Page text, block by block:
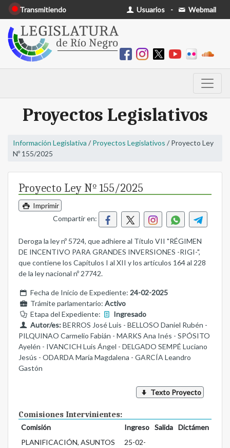
Transmitiendo Usuarios - Webmail
Proyectos Legislativos
Información Legislativa / Proyectos Legislativos / Proyecto Ley
Nº 155/2025
Proyecto Ley Nº 155/2025
Imprimir
Compartir en:
Deroga la ley nº 5724, que adhiere al Título VII "RÉGIMEN
DE INCENTIVO PARA GRANDES INVERSIONES -RIGI-",
que contiene los Capítulos I al XII y los artículos 164 al 228
de la ley nacional nº 27742.
Fecha de Inicio de Expediente: 24-02-2025
Trámite parlamentario: Activo
Etapa del Expediente:
Ingresado
Autor/es:BERROS José Luis - BELLOSO Daniel Rubén -
PILQUINAO Carmelio Fabián - MARKS Ana Inés - SPÓSITO
Ayelén - IVANCICH Luis Ángel - DELGADO SEMPÉ Luciano
Jesús - ODARDA María Magdalena - GARCÍA Leandro
Gastón
Texto Proyecto
Comisiones Intervinientes:
Comisión Ingreso Salida
Dictámen
PLANIFICACIÓN, ASUNTOS
25-02-